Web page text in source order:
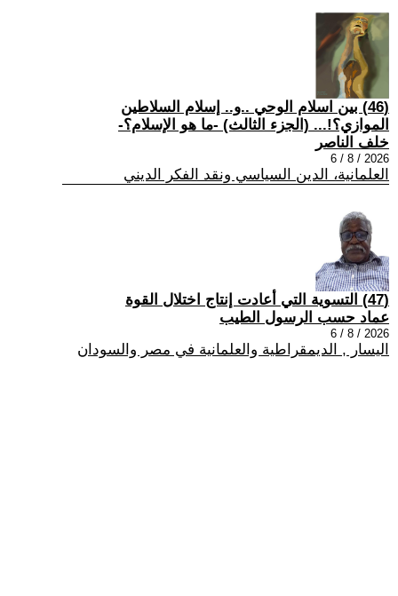
(46) بين اسلام الوحي ..و.. إسلام السلاطين
الموازي؟!... (الجزء الثالث) -ما هو الإسلام؟-
خلف الناصر
2026 / 8 / 6
العلمانية، الدين السياسي ونقد الفكر الديني
(47) التسوية التي أعادت إنتاج اختلال القوة
عماد حسب الرسول الطيب
2026 / 8 / 6
اليسار , الديمقراطية والعلمانية في مصر والسودان